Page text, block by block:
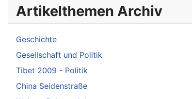
Artikelthemen Archiv
Geschichte
Gesellschaft und Politik
Tibet 2009 - Politik
China Seidenstraße